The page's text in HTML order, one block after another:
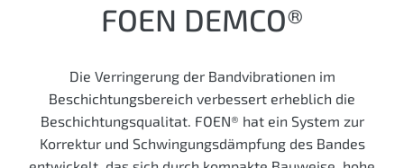
FOEN DEMCO®
Die Verringerung der Bandvibrationen im
Beschichtungsbereich verbessert erheblich die
Beschichtungs­qualitat. FOEN® hat ein System zur
Korrektur und Schwingungs­dämpfung des Bandes